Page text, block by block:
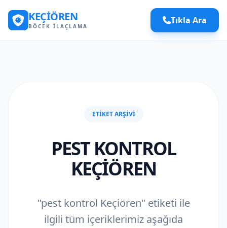
KEÇIÖREN
BÖCEK İLAÇLAMA
Tıkla Ara
ETIKET ARŞIVI
PEST KONTROL
KEÇIÖREN
"pest kontrol Keçiören" etiketi ile
ilgili tüm içeriklerimiz aşağıda